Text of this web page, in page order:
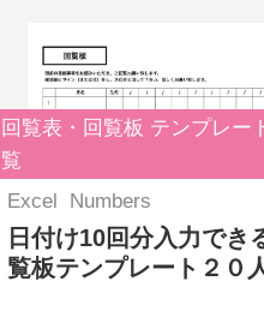
回覧表・回覧板 テンプレー
覧
Excel
Numbers
日付け10回分入力でき
覧板テンプレート２０